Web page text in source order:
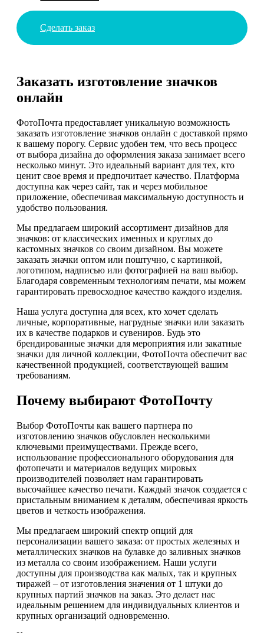
Сделать заказ
Заказать изготовление значков
онлайн
ФотоПочта предоставляет уникальную возможность
заказать изготовление значков онлайн с доставкой прямо
к вашему порогу. Сервис удобен тем, что весь процесс
от выбора дизайна до оформления заказа занимает всего
несколько минут. Это идеальный вариант для тех, кто
ценит свое время и предпочитает качество. Платформа
доступна как через сайт, так и через мобильное
приложение, обеспечивая максимальную доступность и
удобство пользования.
Мы предлагаем широкий ассортимент дизайнов для
значков: от классических именных и круглых до
кастомных значков со своим дизайном. Вы можете
заказать значки оптом или поштучно, с картинкой,
логотипом, надписью или фотографией на ваш выбор.
Благодаря современным технологиям печати, мы можем
гарантировать превосходное качество каждого изделия.
Наша услуга доступна для всех, кто хочет сделать
личные, корпоративные, нагрудные значки или заказать
их в качестве подарков и сувениров. Будь это
брендированные значки для мероприятия или закатные
значки для личной коллекции, ФотоПочта обеспечит вас
качественной продукцией, соответствующей вашим
требованиям.
Почему выбирают ФотоПочту
Выбор ФотоПочты как вашего партнера по
изготовлению значков обусловлен несколькими
ключевыми преимуществами. Прежде всего,
использование профессионального оборудования для
фотопечати и материалов ведущих мировых
производителей позволяет нам гарантировать
высочайшее качество печати. Каждый значок создается с
пристальным вниманием к деталям, обеспечивая яркость
цветов и четкость изображения.
Мы предлагаем широкий спектр опций для
персонализации вашего заказа: от простых железных и
металлических значков на булавке до заливных значков
из металла со своим изображением. Наши услуги
доступны для производства как малых, так и крупных
тиражей – от изготовления значения от 1 штуки до
крупных партий значков на заказ. Это делает нас
идеальным решением для индивидуальных клиентов и
крупных организаций одновременно.